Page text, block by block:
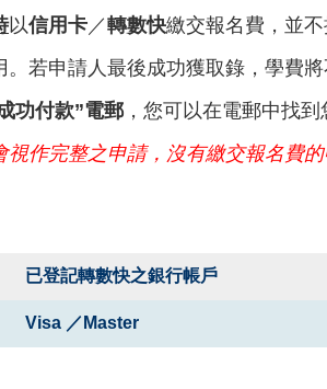
以信用卡／轉數快繳交報名費，並不
若申請人最後成功獲取錄，學費將
功付款”電郵 ，您可以在電郵中找到
視作完整之申請，沒有繳交報名費
已登記轉數快之銀行帳戶
Visa ／Master